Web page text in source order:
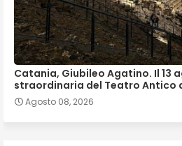
Catania, Giubileo Agatino. Il 13
straordinaria del Teatro Antico
Agosto 08, 2026